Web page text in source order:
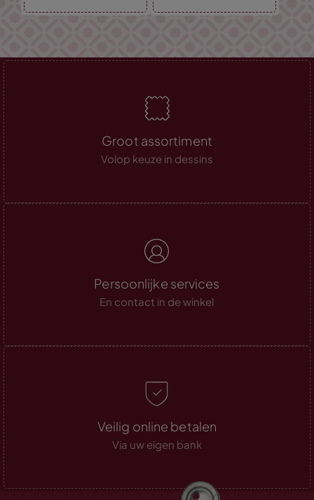
Groot assortiment
Volop keuze in dessins
Persoonlijke services
En contact in de winkel
Veilig online betalen
Via uw eigen bank